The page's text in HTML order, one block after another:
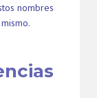
nombres